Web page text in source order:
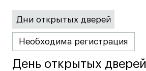
Дни открытых дверей
Необходима регистрация
День открытых дверей
День открытых дверей